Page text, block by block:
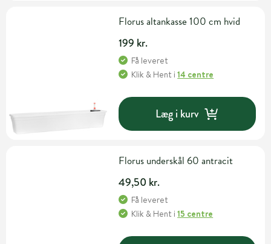
Florus altankasse 100 cm hvid
199 kr.
Få leveret
Klik & Hent i14 centre
Læg i kurv
Florus underskål 60 antracit
49,50 kr.
Få leveret
Klik & Hent i15 centre